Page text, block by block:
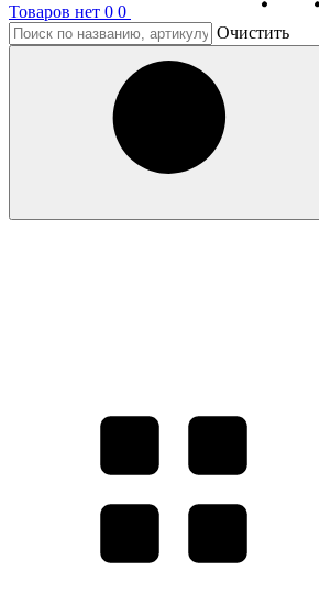
Товаров нет 0 0
Очистить